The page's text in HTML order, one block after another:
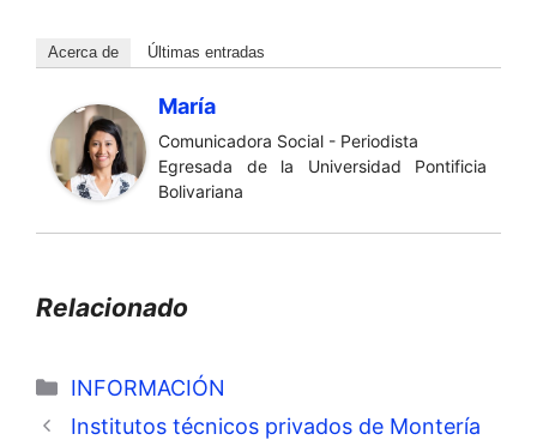
Acerca de Últimas entradas
María
Comunicadora Social - Periodista
Egresada de la Universidad Pontificia
Bolivariana
Relacionado
Categorías
INFORMACIÓN
Institutos técnicos privados de Montería